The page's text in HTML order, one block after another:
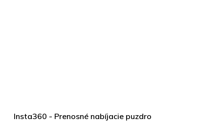
Insta360 - Prenosné nabíjacie puzdro